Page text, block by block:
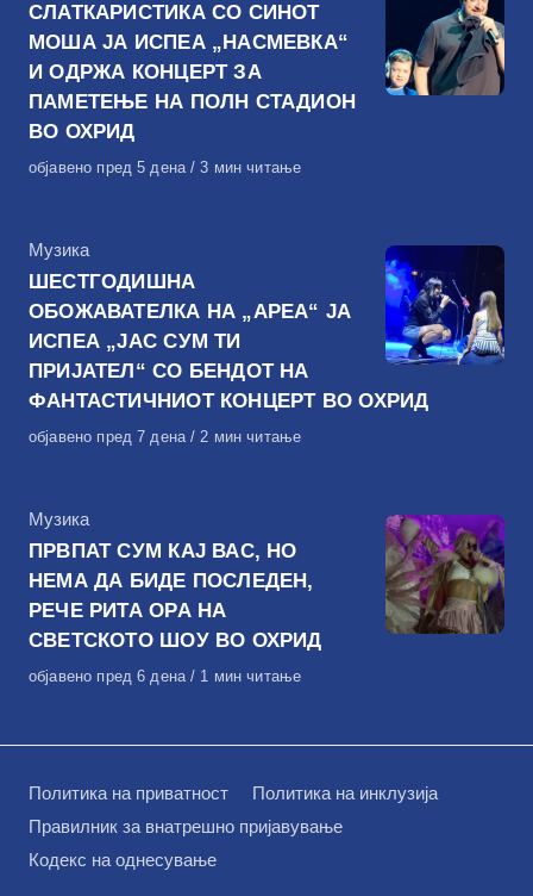
СЛАТКАРИСТИКА СО СИНОТ
МОША ЈА ИСПЕА „НАСМЕВКА“
И ОДРЖА КОНЦЕРТ ЗА
ПАМЕТЕЊЕ НА ПОЛН СТАДИОН
ВО ОХРИД
Објавено
објавено пред 5 дена 3 мин читање
КАтегорија
Музика
ШЕСТГОДИШНА
ОБОЖАВАТЕЛКА НА „АРЕА“ ЈА
ИСПЕА „ЈАС СУМ ТИ
ПРИЈАТЕЛ“ СО БЕНДОТ НА
ФАНТАСТИЧНИОТ КОНЦЕРТ ВО ОХРИД
Објавено
објавено пред 7 дена 2 мин читање
КАтегорија
Музика
ПРВПАТ СУМ КАЈ ВАС, НО
НЕМА ДА БИДЕ ПОСЛЕДЕН,
РЕЧЕ РИТА ОРА НА
СВЕТСКОТО ШОУ ВО ОХРИД
Објавено
објавено пред 6 дена 1 мин читање
Политика на приватност
Политика на инклузија
Правилник за внатрешно пријавување
Кодекс на однесување